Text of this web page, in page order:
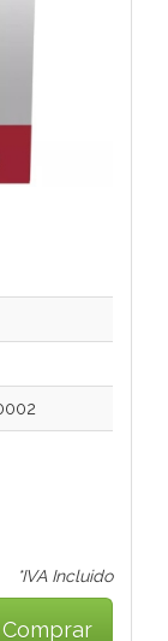
*IVA Incluido
Comprar